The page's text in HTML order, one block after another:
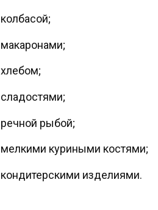
колбасой;
макаронами;
хлебом;
сладостями;
речной рыбой;
мелкими куриными костями;
кондитерскими изделиями.